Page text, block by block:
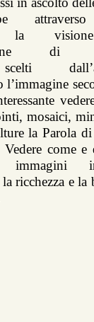
attraverso
la
di
l’immagine
mosaici,
la Parola
come e
ricchezza e la